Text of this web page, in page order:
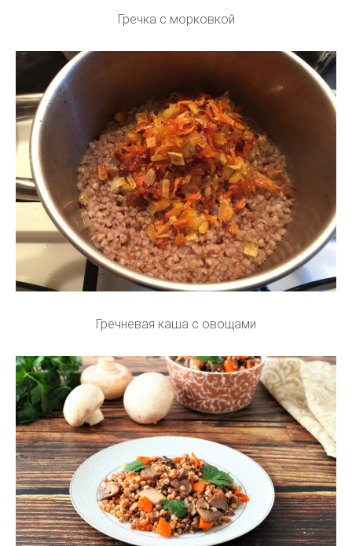
Гречка с морковкой
Гречневая каша с овощами